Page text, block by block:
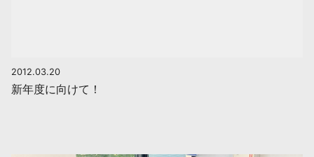
2012.03.20
新年度に向けて！